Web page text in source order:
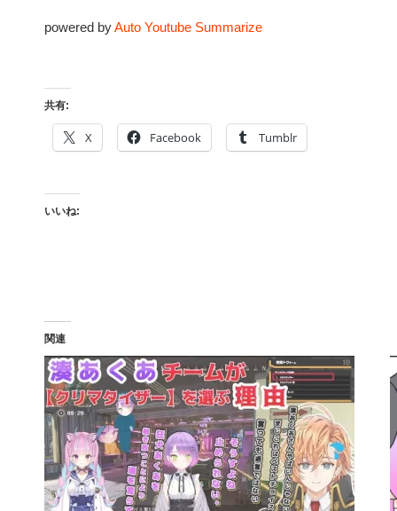
powered byAuto Youtube Summarize
共有:
X Facebook Tumblr
いいね:
関連